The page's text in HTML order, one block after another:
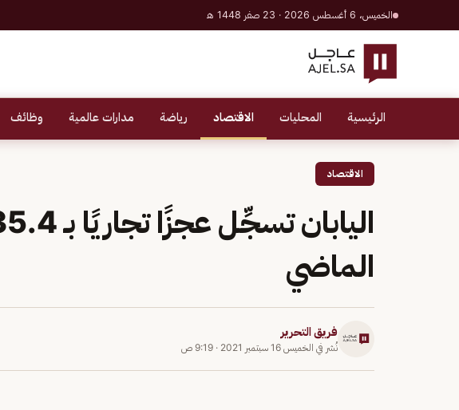
الخميس، 6 أغسطس 2026 · 23 صفر 1448 هـ
الرئيسية المحليات الاقتصاد رياضة مدارات عالمية وظائف
الاقتصاد
الماضي
فريق التحرير
نُشر في الخميس 16 سبتمبر 2021 · 9:19 ص